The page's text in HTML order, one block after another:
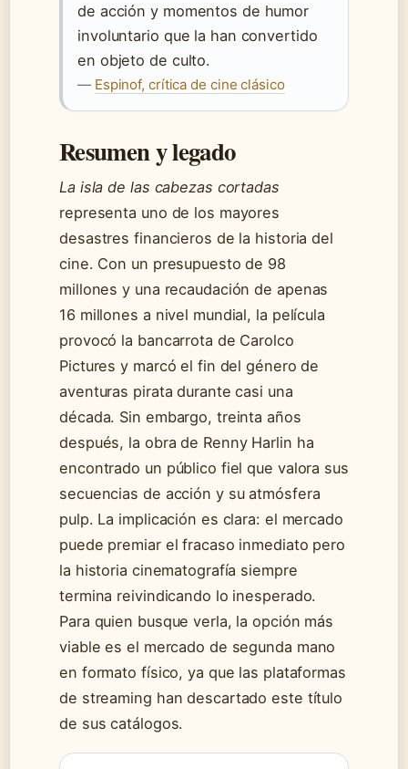
de acción y momentos de humor
involuntario que la han convertido
en objeto de culto.
— Espinof, crítica de cine clásico
Resumen y legado
La isla de las cabezas cortadas
representa uno de los mayores
desastres financieros de la historia del
cine. Con un presupuesto de 98
millones y una recaudación de apenas
16 millones a nivel mundial, la película
provocó la bancarrota de Carolco
Pictures y marcó el fin del género de
aventuras pirata durante casi una
década. Sin embargo, treinta años
después, la obra de Renny Harlin ha
encontrado un público fiel que valora sus
secuencias de acción y su atmósfera
pulp. La implicación es clara: el mercado
puede premiar el fracaso inmediato pero
la historia cinematografía siempre
termina reivindicando lo inesperado.
Para quien busque verla, la opción más
viable es el mercado de segunda mano
en formato físico, ya que las plataformas
de streaming han descartado este título
de sus catálogos.